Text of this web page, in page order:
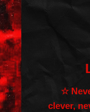
☆
clever,